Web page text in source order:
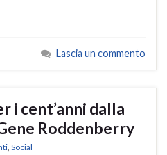
Lascia un commento
i cent’anni dalla
Roddenberry
Social